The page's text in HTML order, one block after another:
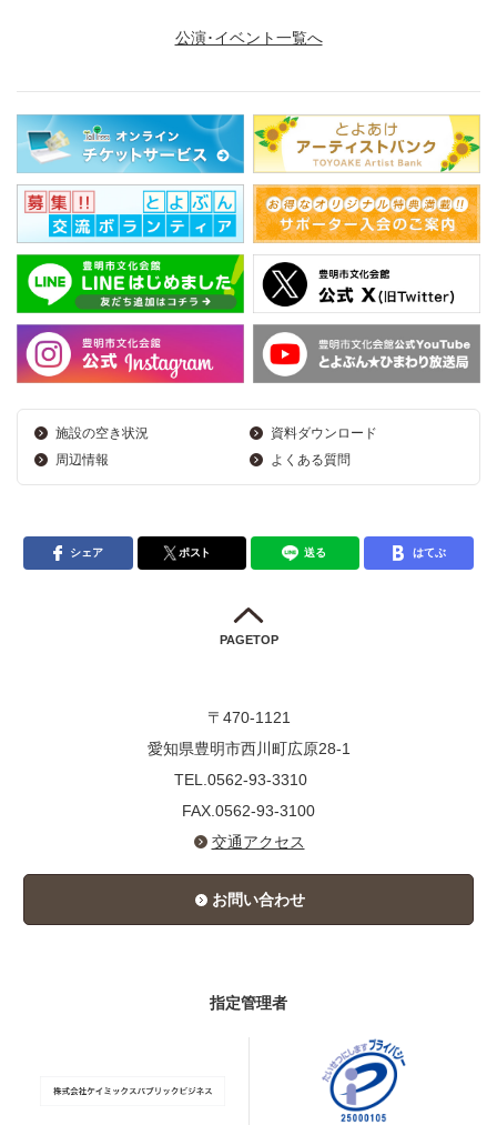
公演･イベント一覧へ
施設の空き状況
資料ダウンロード
周辺情報
よくある質問
シェア ポスト 送る はてぶ
PAGETOP
〒470-1121
愛知県豊明市西川町広原28-1
TEL.0562-93-3310
FAX.0562-93-3100
交通アクセス
お問い合わせ
指定管理者